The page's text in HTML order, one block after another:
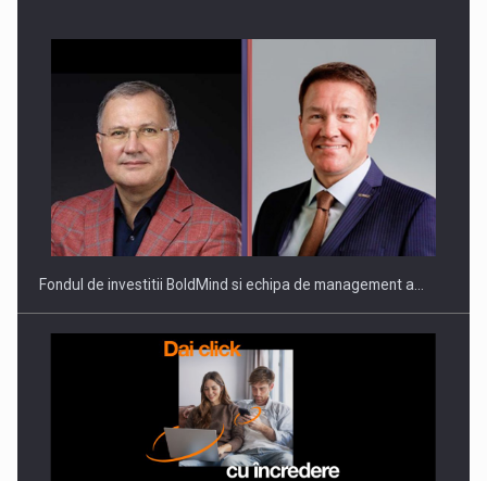
Fondul de investitii BoldMind si echipa de management a…